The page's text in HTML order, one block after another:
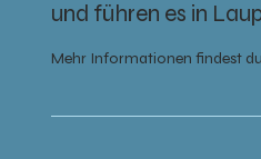
und führen es in
Mehr Informationen findest